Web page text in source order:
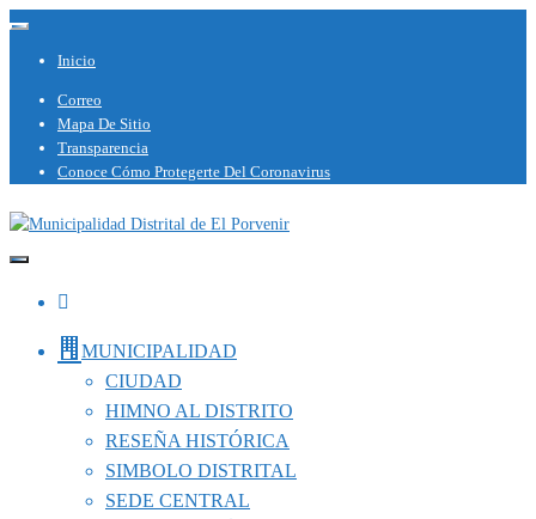
Saltar
contenido
Alternar
navegación
Inicio
Correo
Mapa De Sitio
Transparencia
Conoce Cómo Protegerte Del Coronavirus
Capital del Calzado Peruano
MUNICIPALIDAD
CIUDAD
HIMNO AL DISTRITO
RESEÑA HISTÓRICA
SIMBOLO DISTRITAL
SEDE CENTRAL